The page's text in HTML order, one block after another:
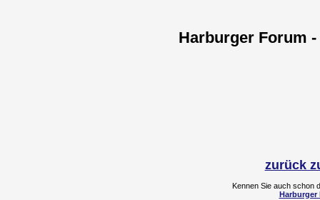
Harburger Forum
zurück
Kennen Sie auch schon